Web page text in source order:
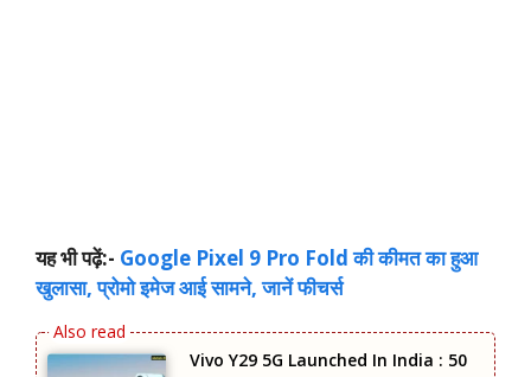
यह भी पढ़ें:- Google Pixel 9 Pro Fold की कीमत का हुआ
खुलासा, प्रोमो इमेज आई सामने, जानें फीचर्स
Vivo Y29 5G Launched In India : 50